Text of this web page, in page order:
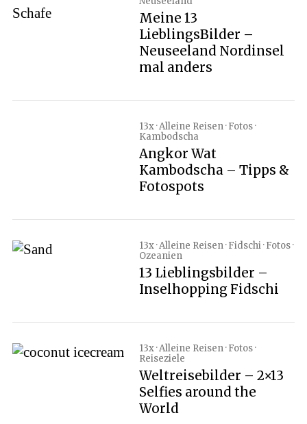
Meine 13
LieblingsBilder –
Neuseeland Nordinsel
mal anders
13x · Alleine Reisen · Fotos ·
Kambodscha
Angkor Wat
Kambodscha – Tipps &
Fotospots
13x · Alleine Reisen · Fidschi · Fotos ·
Ozeanien
13 Lieblingsbilder –
Inselhopping Fidschi
13x · Alleine Reisen · Fotos ·
Reiseziele
Weltreisebilder – 2×13
Selfies around the
World